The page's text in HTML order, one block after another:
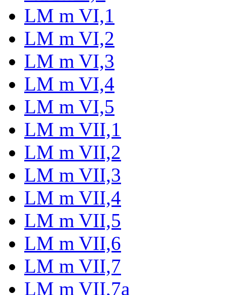
LM m VI,1
LM m VI,2
LM m VI,3
LM m VI,4
LM m VI,5
LM m VII,1
LM m VII,2
LM m VII,3
LM m VII,4
LM m VII,5
LM m VII,6
LM m VII,7
LM m VII,7a